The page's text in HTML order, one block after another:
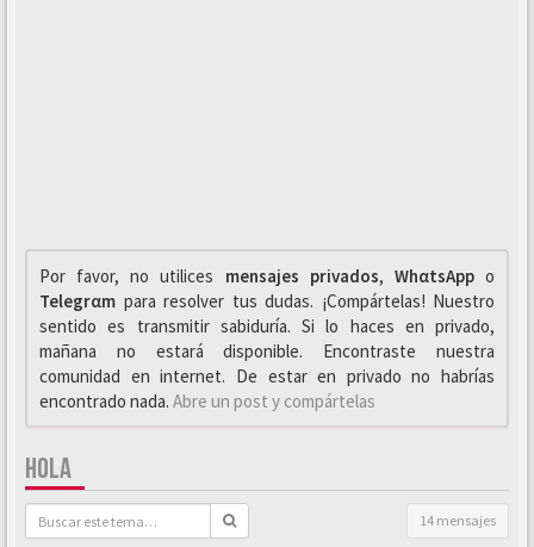
Por favor, no utilices mensajes privados, WhαtsAppo
Telegrαm para resolver tus dudas. ¡Compártelas! Nuestro
sentido es transmitir sabiduría. Si lo haces en privado,
mañana no estará disponible. Encontraste nuestra
comunidad en internet. De estar en privado no habrías
encontrado nada. Abre un post y compártelas
HOLA
14 mensajes